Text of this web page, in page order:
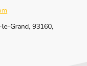
Grand, 93160,